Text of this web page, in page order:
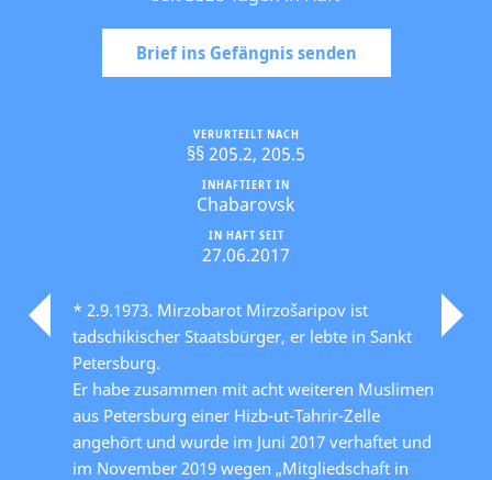
Brief ins Gefängnis senden
IN HAFT SEIT
27.06.2017
INHAFTIERT IN
Chabarovsk
VERURTEILT NACH
§§ 205.2, 205.5
* 2.9.1973. Mirzobarot Mirzošaripov ist
tadschikischer Staatsbürger, er lebte in Sankt
Petersburg.
Er habe zusammen mit acht weiteren Muslimen
aus Petersburg einer Hizb-ut-Tahrir-Zelle
angehört und wurde im Juni 2017 verhaftet und
im November 2019 wegen „Mitgliedschaft in